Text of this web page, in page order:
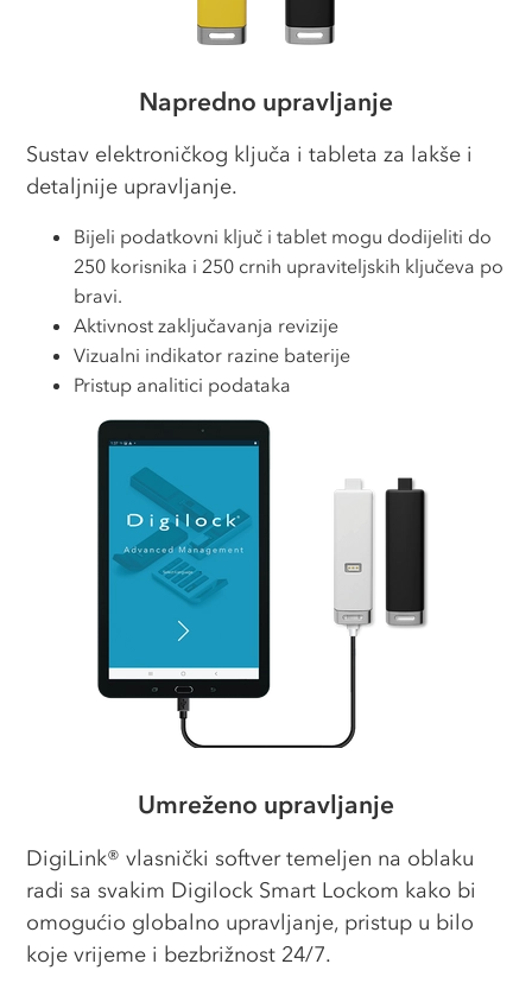
Napredno upravljanje
Sustav elektroničkog ključa i tableta za lakše i
detaljnije upravljanje.
Bijeli podatkovni ključ i tablet mogu dodijeliti do
250 korisnika i 250 crnih upraviteljskih ključeva po
bravi.
Aktivnost zaključavanja revizije
Vizualni indikator razine baterije
Pristup analitici podataka
Umreženo upravljanje
DigiLink® vlasnički softver temeljen na oblaku
radi sa svakim Digilock Smart Lockom kako bi
omogućio globalno upravljanje, pristup u bilo
koje vrijeme i bezbrižnost 24/7.